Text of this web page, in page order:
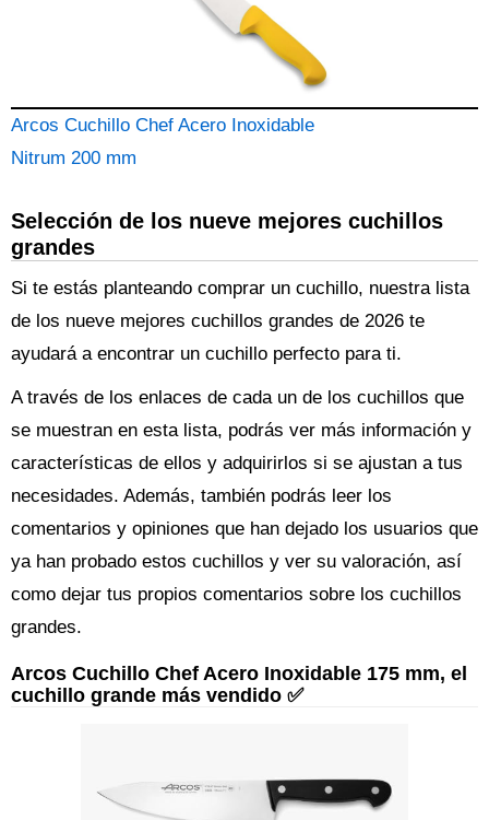
Arcos Cuchillo Chef Acero Inoxidable
Nitrum 200 mm
Selección de los nueve mejores cuchillos
grandes
Si te estás planteando comprar un cuchillo, nuestra lista
de los nueve mejores cuchillos grandes de 2026 te
ayudará a encontrar un cuchillo perfecto para ti.
A través de los enlaces de cada un de los cuchillos que
se muestran en esta lista, podrás ver más información y
características de ellos y adquirirlos si se ajustan a tus
necesidades. Además, también podrás leer los
comentarios y opiniones que han dejado los usuarios que
ya han probado estos cuchillos y ver su valoración, así
como dejar tus propios comentarios sobre los cuchillos
grandes.
Arcos Cuchillo Chef Acero Inoxidable 175 mm, el
cuchillo grande más vendido ✅